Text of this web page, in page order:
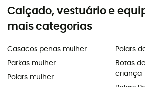
Calçado, vestuário e
mais categorias
Casacos penas mulher
Parkas mulher
Polars mulher
Polars
Botas
criança